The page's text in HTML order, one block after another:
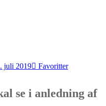
juli 2019 Favoritter
se i anledning af